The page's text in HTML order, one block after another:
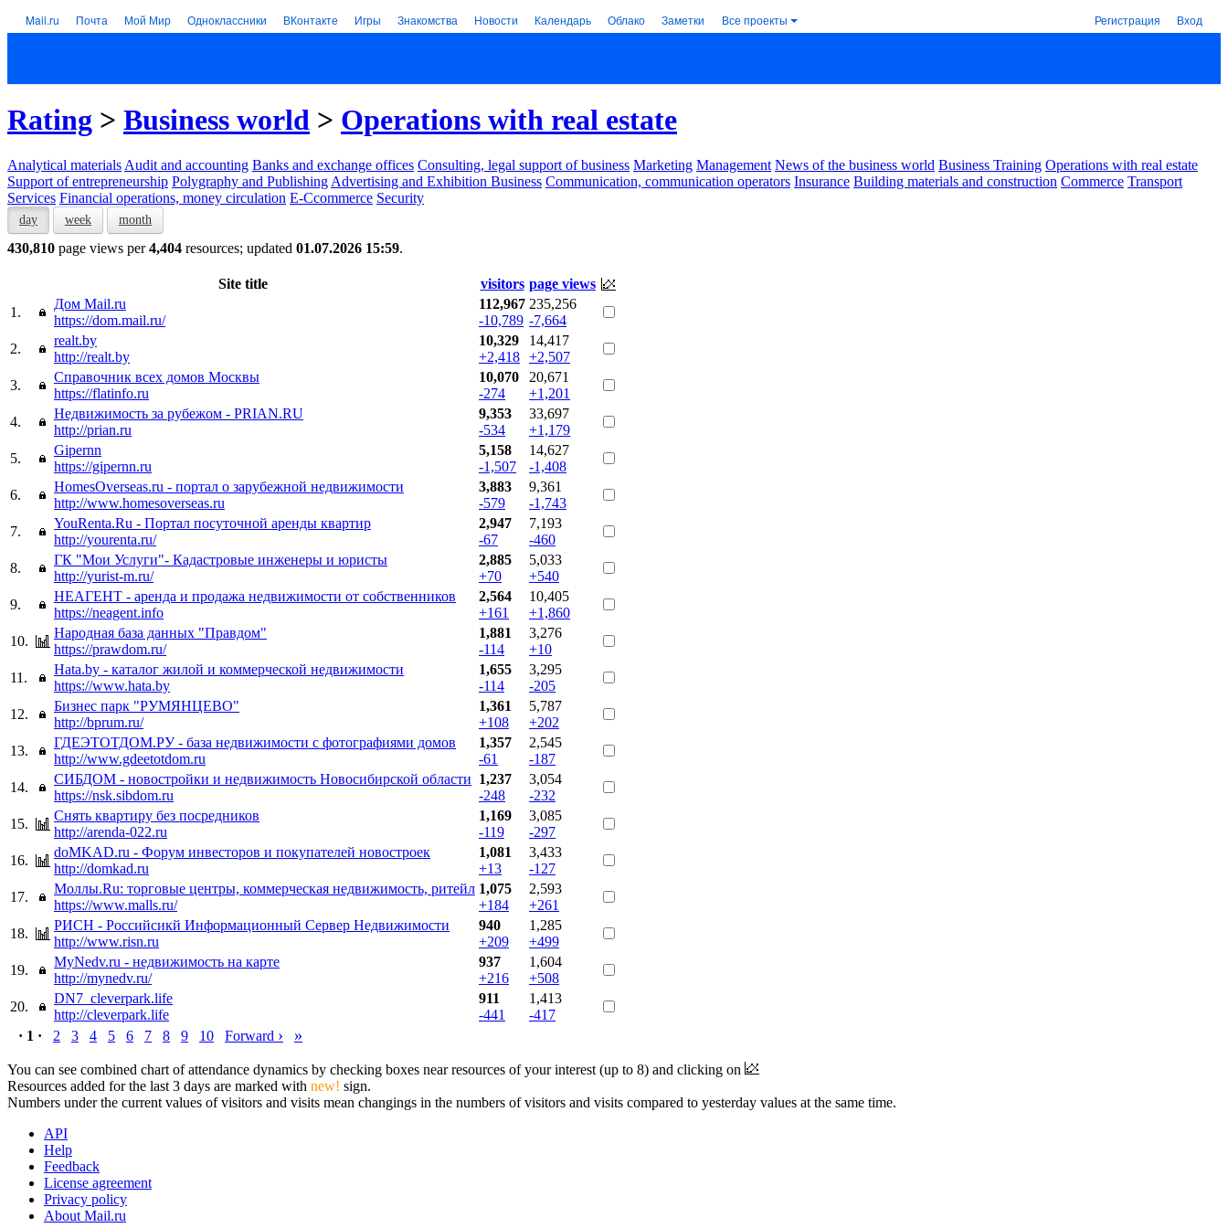
Mail.ru Почта Мой Мир Одноклассники ВКонтакте Игры Знакомства Новости Календарь Облако Заметки Все проекты Регистрация Вход
Rating > Business world > Operations with real estate
Analytical materials Audit and accounting Banks and exchange offices Consulting, legal support of business Marketing Management News of the business world Business Training Operations with real estate
Support of entrepreneurship Polygraphy and Publishing Advertising and Exhibition Business Communication, communication operators Insurance Building materials and construction Commerce Transport
Services Financial operations, money circulation E-Ccommerce Security
day week month
430,810 page views per4,404 resources; updated 01.07.2026 15:59.
Site title visitors page views
1.
Дом Mail.ru
https://dom.mail.ru/
112,967
-10,789
235,256
-7,664
2.
realt.by
http://realt.by
10,329
+2,418
14,417
+2,507
3.
Справочник всех домов Москвы
https://flatinfo.ru
10,070
-274
20,671
+1,201
4.
Недвижимость за рубежом - PRIAN.RU
http://prian.ru
9,353
-534
33,697
+1,179
5.
Gipernn
https://gipernn.ru
5,158
-1,507
14,627
-1,408
6.
HomesOverseas.ru - портал о зарубежной недвижимости
http://www.homesoverseas.ru
3,883
-579
9,361
-1,743
7.
YouRenta.Ru - Портал посуточной аренды квартир
http://yourenta.ru/
2,947
-67
7,193
-460
8.
ГК "Мои Услуги"- Кадастровые инженеры и юристы
http://yurist-m.ru/
2,885
+70
5,033
+540
9.
НЕАГЕНТ - аренда и продажа недвижимости от собственников
https://neagent.info
2,564
+161
10,405
+1,860
10.
Народная база данных "Правдом"
https://prawdom.ru/
1,881
-114
3,276
+10
11.
Hata.by - каталог жилой и коммерческой недвижимости
https://www.hata.by
1,655
-114
3,295
-205
12.
Бизнес парк "РУМЯНЦЕВО"
http://bprum.ru/
1,361
+108
5,787
+202
13.
ГДЕЭТОТДОМ.РУ - база недвижимости с фотографиями домов
http://www.gdeetotdom.ru
1,357
-61
2,545
-187
14.
СИБДОМ - новостройки и недвижимость Новосибирской области
https://nsk.sibdom.ru
1,237
-248
3,054
-232
15.
Снять квартиру без посредников
http://arenda-022.ru
1,169
-119
3,085
-297
16.
doMKAD.ru - Форум инвесторов и покупателей новостроек
http://domkad.ru
1,081
+13
3,433
-127
17.
Моллы.Ru: торговые центры, коммерческая недвижимость, ритейл
https://www.malls.ru/
1,075
+184
2,593
+261
18.
РИСН - Российсикй Информационный Сервер Недвижимости
http://www.risn.ru
940
+209
1,285
+499
19.
MyNedv.ru - недвижимость на карте
http://mynedv.ru/
937
+216
1,604
+508
20.
DN7_cleverpark.life
http://cleverpark.life
911
-441
1,413
-417
· 1 ·
2 3 4 5 6 7 8 9 10 Forward › »
You can see combined chart of attendance dynamics by checking boxes near resources of your interest (up to 8) and clicking on
Resources added for the last 3 days are marked with new! sign.
Numbers under the current values of visitors and visits mean changings in the numbers of visitors and visits compared to yesterday values at the same time.
API
Help
Feedback
License agreement
Privacy policy
About Mail.ru